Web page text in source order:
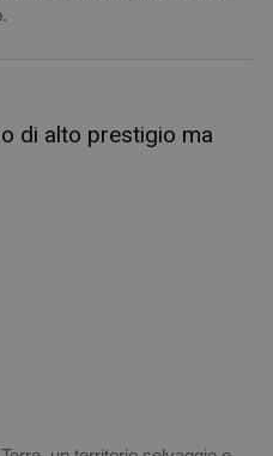
di alto prestigio ma